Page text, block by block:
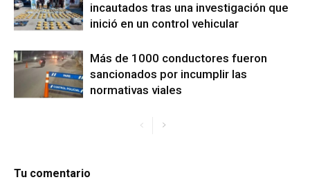
incautados tras una investigación que
inició en un control vehicular
Más de 1000 conductores fueron
sancionados por incumplir las
normativas viales
Tu comentario